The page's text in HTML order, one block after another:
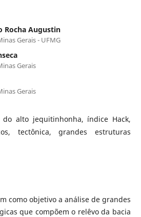
Rocha Augustin
Gerais - UFMG
Gerais
Gerais
do alto jequitinhonha, índice Hack,
tectônica, grandes estruturas
como objetivo a análise de grandes
que compõem o relêvo da bacia